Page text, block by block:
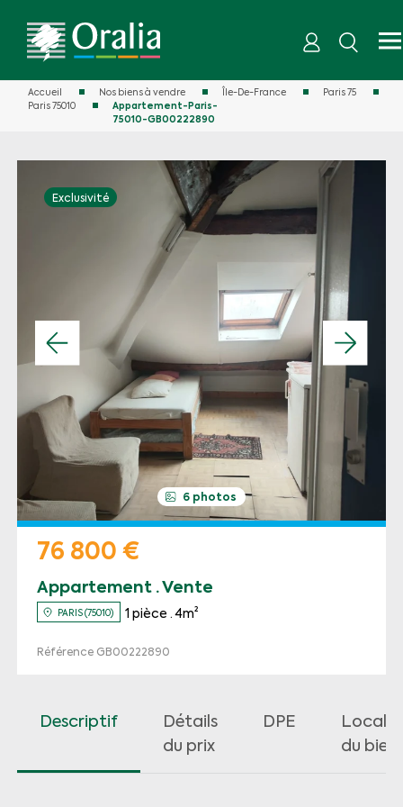
Accueil Nos biens à vendre Île-De-France
Paris 75
Paris 75010
Appartement-Paris-
75010-GB00222890
Exclusivité
6 photos
Appartement · Vente
PARIS (75010) 1 pièce · 4m²
76 800 €
Référence GB00222890
Descriptif
Détails
du prix
DPE
du bien